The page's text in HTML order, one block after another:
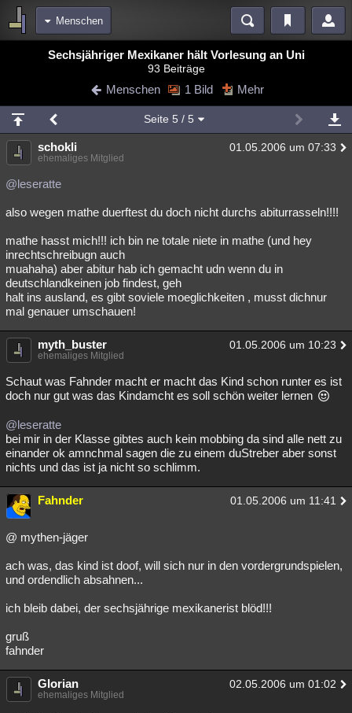
Menschen
Blogs
Chat Wiki Neuigkeiten
meine Rubriken
Menschen Mystery Kriminalfälle
Spiritualität
Natur Umfragen Unterhaltung
weitere Rubriken
Philosophie Träume
Astronomie Helpdesk Gruppen Gaming Filme
Musik
Übersichten
Lesenswert Schlüsselwörter
Sechsjähriger Mexikaner hält Vorlesung an Uni
93 Beiträge
Menschen 1 Bild Mehr
Seite 5 / 5
schokli 01.05.2006 um 07:33
ehemaliges Mitglied
@leseratte
also wegen mathe duerftest du doch nicht durchs abiturrasseln!!!!
mathe hasst mich!!! ich bin ne totale niete in mathe (und hey
inrechtschreibugn auch
muahaha) aber abitur hab ich gemacht udn wenn du in
deutschlandkeinen job findest, geh
halt ins ausland, es gibt soviele moeglichkeiten , musst dichnur
mal genauer umschauen!
myth_buster 01.05.2006 um 10:23
ehemaliges Mitglied
Schaut was Fahnder macht er macht das Kind schon runter es ist
doch nur gut was das Kindamcht es soll schön weiter lernen
@leseratte
bei mir in der Klasse gibtes auch kein mobbing da sind alle nett zu
einander ok amnchmal sagen die zu einem duStreber aber sonst
nichts und das ist ja nicht so schlimm.
Fahnder 01.05.2006 um 11:41
@ mythen-jäger
ach was, das kind ist doof, will sich nur in den vordergrundspielen,
und ordendlich absahnen...
ich bleib dabei, der sechsjährige mexikanerist blöd!!!
gruß
fahnder
Glorian 02.05.2006 um 01:02
ehemaliges Mitglied